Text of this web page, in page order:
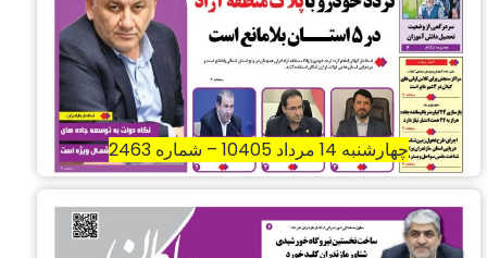
چهارشنبه 14 مرداد 10405 – شماره 2463